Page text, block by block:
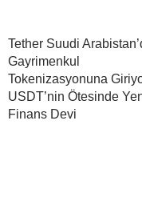
Tether Suudi
Gayrimenkul
Tokenizasyonuna
USDT’nin Ötesinde
Finans Devi